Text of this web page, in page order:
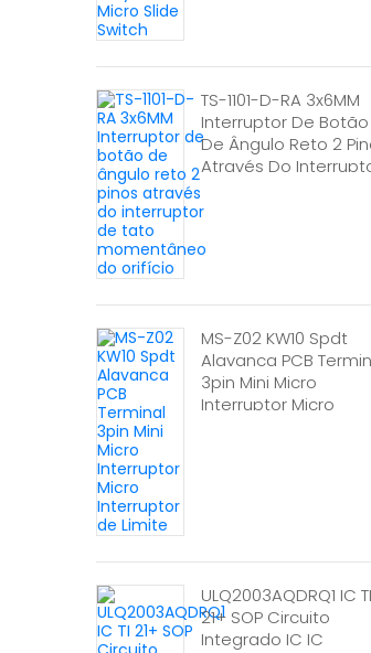
TS-1101-D-RA 3x6MM
Interruptor De Botão
De Ângulo Reto 2
Através Do
Do Orifício
MS-Z02 KW10 Spdt
Alavanca PCB
3pin Mini Micro
Interruptor Micro
ULQ2003AQDRQ1 IC TI
21+ SOP Circuito
Integrado IC IC